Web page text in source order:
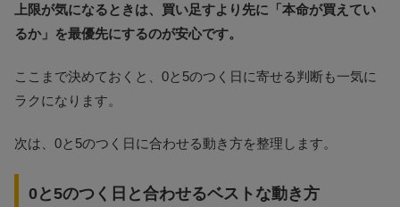
上限が気になるときは、買い足すより先に「本命が買えてい
るか」を最優先にするのが安心です。
ここまで決めておくと、0と5のつく日に寄せる判断も一気に
ラクになります。
次は、0と5のつく日に合わせる動き方を整理します。
0と5のつく日と合わせるベストな動き方